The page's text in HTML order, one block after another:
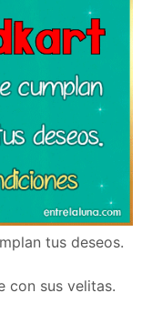
tus deseos.
con sus velitas.